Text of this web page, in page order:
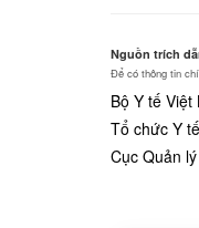
Nguồn trích
Để có thông tin
Bộ Y tế Việt
Tổ chức Y
Cục Quản